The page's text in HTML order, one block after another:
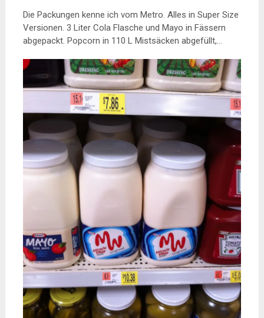
Die Packungen kenne ich vom Metro. Alles in Super Size
Versionen. 3 Liter Cola Flasche und Mayo in Fässern
abgepackt. Popcorn in 110 L Mistsäcken abgefüllt,…